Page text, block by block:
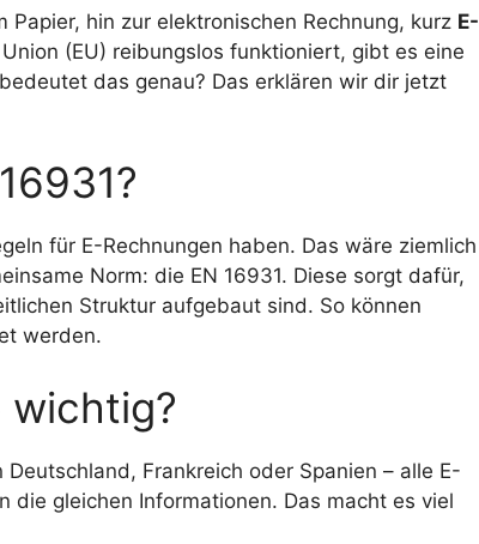
hin zur elektronischen Rechnung, kurz E-
(EU) reibungslos funktioniert, gibt es eine
das genau? Das erklären wir dir jetzt
für E-Rechnungen haben. Das wäre ziemlich
Norm: die EN 16931. Diese sorgt dafür,
Struktur aufgebaut sind. So können
werden.
wichtig?
Deutschland, Frankreich oder Spanien – alle E-
die gleichen Informationen. Das macht es viel